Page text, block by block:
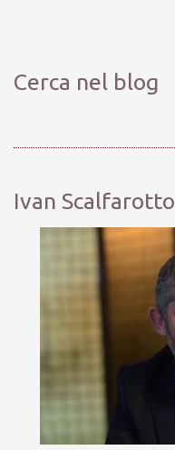
Cerca nel blog
Ivan Scalfarotto